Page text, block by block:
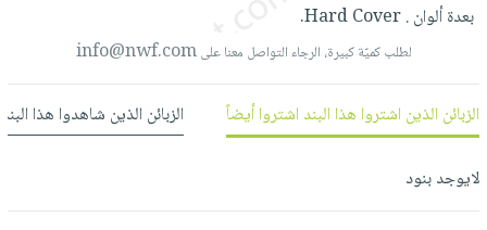
عناية
أطفال
سياسة
فيديوهات
أسئلة
طرحها
خدمات
لائحة
الأمنيات
عربة
التسوق
نشرة
الإصدارات
بعدةألوان.
HardCover.
لطلب كميّة كبيرة، الرجاء التواصل معنا علىinfo@nwf.com
الزبائن الذين اشتروا هذا البند اشتروا أيضاً الزبائن الذين شاهدوا هذا
لايوجد بنود